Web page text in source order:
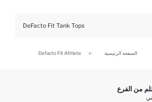
DeFacto Fit Tank Tops
الصفحة الرئيسية Defacto Fit Athlete
من الفرع